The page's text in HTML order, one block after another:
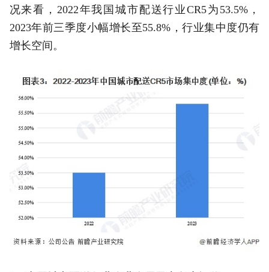
况来看，2022年我国城市配送行业CR5为53.5%，
2023年前三季度小幅增长至55.8%，行业集中度仍有
增长空间。